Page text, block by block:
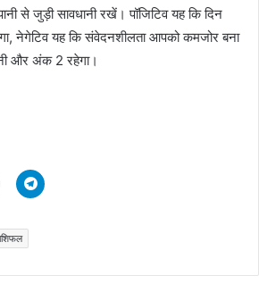
से जुड़ी सावधानी रखें। पॉजिटिव यह कि दिन
नेगेटिव यह कि संवेदनशीलता आपको कमजोर बना
और अंक 2 रहेगा।